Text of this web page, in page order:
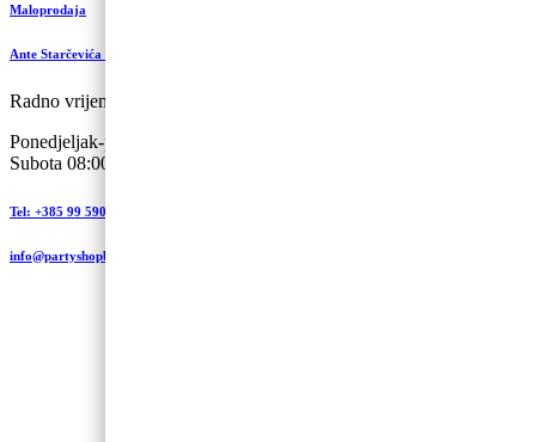
Maloprodaja
Ante Starčevića 5-A, Koprivnica
Radno vrijeme:
Ponedjeljak-petak 09:00 – 19:00
Subota 08:00 – 13:00
Tel: +385 99 590 2450
info@partyshopbaloncic.hr